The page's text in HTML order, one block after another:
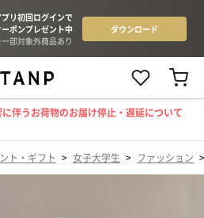
に伴うお荷物のお届け停止・遅延について
ト・ギフト > 女子大学生 > ファッション